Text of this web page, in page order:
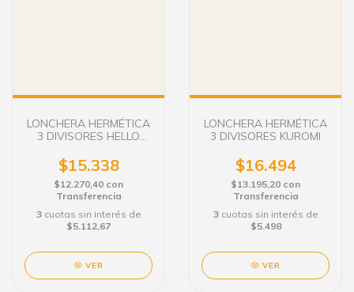
LONCHERA HERMÉTICA
3 DIVISORES HELLO
$15.338
$12.270,40 con
Transferencia
3 cuotas sin interés de
$5.112,67
VER
LONCHERA HERMÉTICA
3 DIVISORES KUROMI
$16.494
$13.195,20 con
Transferencia
3 cuotas sin interés de
$5.498
VER